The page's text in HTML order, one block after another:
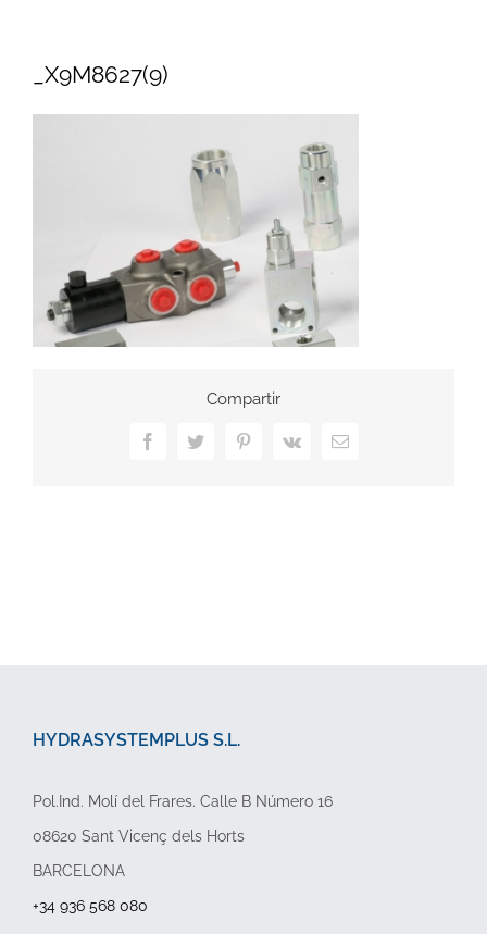
_X9M8627(9)
Compartir
FacebookTwitterPinterest
Vk
Correo
HYDRASYSTEMPLUS S.L.
Pol.Ind. Molí del Frares. Calle B Número 16
08620 Sant Vicenç dels Horts
BARCELONA
+34 936 568 080